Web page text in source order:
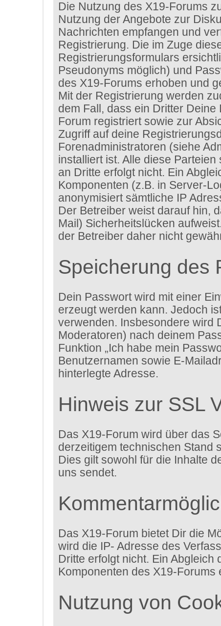
Die Nutzung des X19-Forums
Nutzung der Angebote zur
Nachrichten empfangen und
Registrierung. Die im Zuge
Registrierungsformulars
Pseudonyms möglich) und
des X19-Forums erhoben und
Mit der Registrierung werden
dem Fall, dass ein Dritter
Forum registriert sowie zur
Zugriff auf deine
Forenadministratoren (siehe
installiert ist. Alle diese
an Dritte erfolgt nicht. Ein
Komponenten (z.B. in Server-
anonymisiert sämtliche IP
Der Betreiber weist darauf hin,
Mail) Sicherheitslücken
der Betreiber daher nicht
Speicherung des
Dein Passwort wird mit einer
erzeugt werden kann. Jedoch
verwenden. Insbesondere wird
Moderatoren) nach deinem
Funktion „Ich habe mein
Benutzernamen sowie E-
hinterlegte Adresse.
Hinweis zur SSL
Das X19-Forum wird über das
derzeitigem technischen Stand
Dies gilt sowohl für die Inhalte
uns sendet.
Das X19-Forum bietet Dir die
wird die IP- Adresse des
Dritte erfolgt nicht. Ein
Komponenten des X19-
Nutzung von